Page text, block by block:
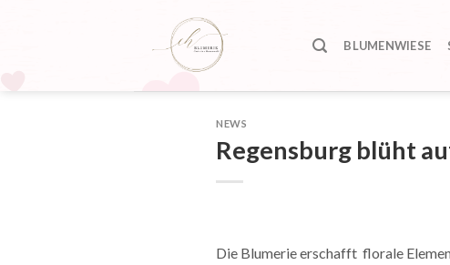
BLUMENWIESE
NEWS
Regensburg blüht
Die Blumerie erschafft florale